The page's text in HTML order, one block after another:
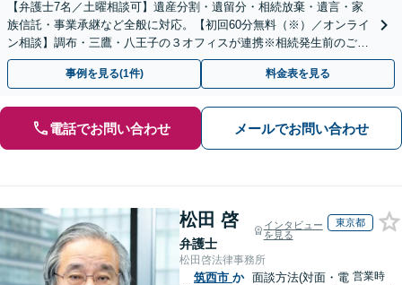
【弁護士7名／土曜相談可】遺産分割・遺留分・相続放棄・遺言・家
族信託・事業承継など全般に対応。【初回60分無料（※）／オンライ
ン相談】調布・三鷹・八王子の３オフィスが連携※相続発生前のご相
談など有料相談になるものもございます。
事例を見る(1件) 料金表を見る
電話でお問い合わせ メールでお問い合わせ
松田 啓
弁護士
インタビュー
を見る
東京都
松田啓法律事務所
筑西市 か 面談方法(対面・電 営業時